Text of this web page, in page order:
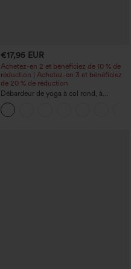
+12
€17,95 EUR
Achetez-en 2 et bénéficiez de 10 % de
réduction | Achetez-en 3 et bénéficiez
de 20 % de réduction
Débardeur de yoga à col rond, à
fronces, effet rafraîchissant - UPF50+